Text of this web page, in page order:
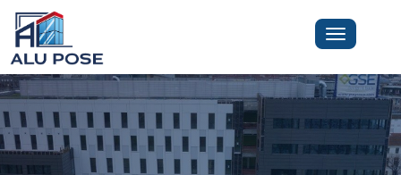
LA SOCIÉTÉ
Toggle